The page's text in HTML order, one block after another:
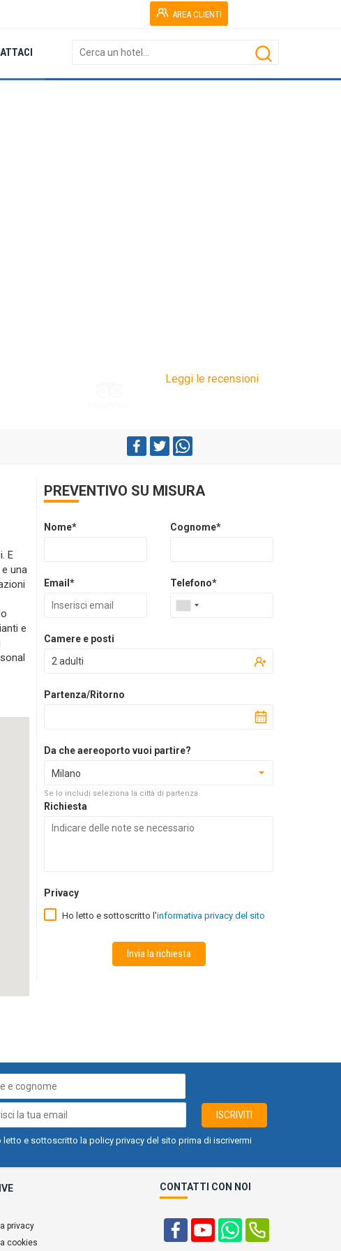
AREA CLIENTI
Leggi le recensioni
E
una
e
PREVENTIVO SU MISURA
Nome* Cognome*
Email* Telefono*
Camere e posti
2 adulti
Partenza/Ritorno
Da che aereoporto vuoi partire?
Milano
Se lo includi seleziona la città di partenza
Richiesta
Privacy
Ho letto e sottoscritto l'informativa privacy del sito
Invia la richiesta
ISCRIVITI
letto e sottoscritto la policy privacy del sito prima di iscrivermi
CONTATTI CON NOI
privacy
cookies